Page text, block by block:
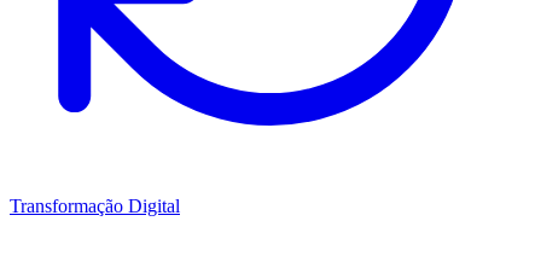
Transformação Digital